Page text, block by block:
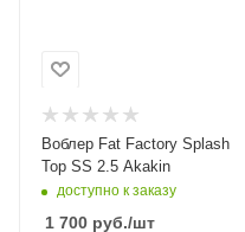
Длина приманки, мм
Вес приманки, гр
2.5
Плавучесть
slow sinking (SS)
Воблер Fat Factory Splash
Top SS 2.5 Akakin
доступно к заказу
1 700 руб./шт